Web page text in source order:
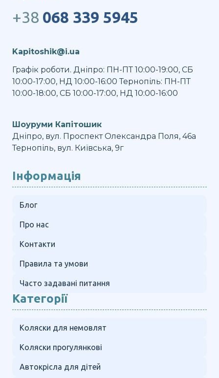
+38 068 339 5945
Kapitoshik@i.ua
Графік роботи. Дніпро: ПН-ПТ 10:00-19:00, СБ
10:00-17:00, НД 10:00-16:00 Тернопіль: ПН-ПТ
10:00-18:00, СБ 10:00-17:00, НД 10:00-16:00
Шоуруми Капітошик
Дніпро, вул. Проспект Олександра Поля, 46а
Тернопіль, вул. Київська, 9г
Інформація
Блог
Про нас
Контакти
Правила та умови
Часто задавані питання
Категорії
Коляски для немовлят
Коляски прогулянкові
Автокрісла для дітей